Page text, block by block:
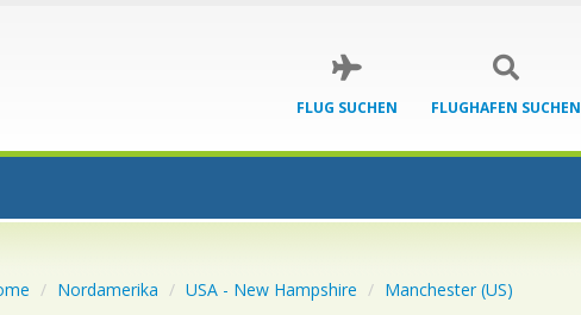
FLUG SUCHEN FLUGHAFEN SUCHEN
Nordamerika USA - New Hampshire Manchester (US)